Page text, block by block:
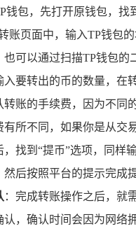
钱包，先打开原钱包，找
账页面中，输入TP钱包
也可以通过扫描TP钱包的
入要转出的币的数量，在
转账的手续费，因为不同
有所不同，如果你是从交
，找到“提币”选项，同样
后按照平台的提示完成
：完成转账操作之后，就
认，确认时间会因为网络